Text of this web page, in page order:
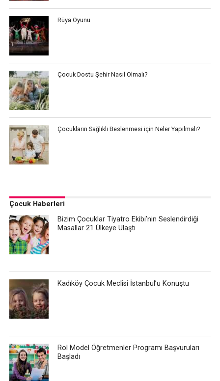
Rüya Oyunu
Çocuk Dostu Şehir Nasıl Olmalı?
Çocukların Sağlıklı Beslenmesi için Neler Yapılmalı?
Çocuk Haberleri
Bizim Çocuklar Tiyatro Ekibi’nin Seslendirdiği
Masallar 21 Ülkeye Ulaştı
Kadıköy Çocuk Meclisi İstanbul’u Konuştu
Rol Model Öğretmenler Programı Başvuruları
Başladı